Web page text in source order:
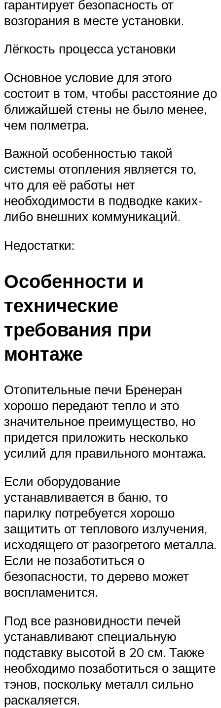
гарантирует безопасность от
возгорания в месте установки.
Лёгкость процесса установки
Основное условие для этого
состоит в том, чтобы расстояние до
ближайшей стены не было менее,
чем полметра.
Важной особенностью такой
системы отопления является то,
что для её работы нет
необходимости в подводке каких-
либо внешних коммуникаций.
Недостатки:
Особенности и
технические
требования при
монтаже
Отопительные печи Бренеран
хорошо передают тепло и это
значительное преимущество, но
придется приложить несколько
усилий для правильного монтажа.
Если оборудование
устанавливается в баню, то
парилку потребуется хорошо
защитить от теплового излучения,
исходящего от разогретого металла.
Если не позаботиться о
безопасности, то дерево может
воспламенится.
Под все разновидности печей
устанавливают специальную
подставку высотой в 20 см. Также
необходимо позаботиться о защите
тэнов, поскольку металл сильно
раскаляется.